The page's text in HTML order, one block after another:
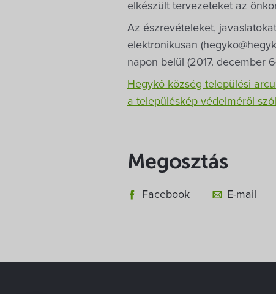
elkészült tervezeteket az
Az észrevételeket,
elektronikusan
napon belül (2017. december
Hegykő község települési
a településkép védelméről
Megosztás
Facebook E-mail